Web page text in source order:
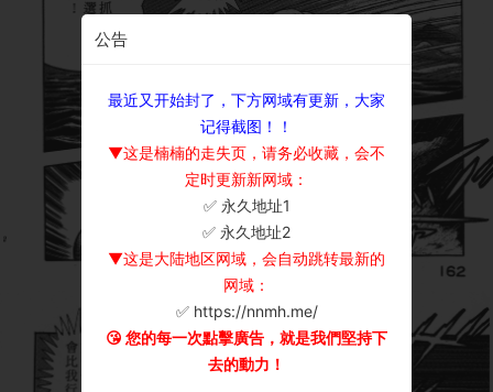
公告
最近又开始封了，下方网域有更新，大家
记得截图！！
▼这是楠楠的走失页，请务必收藏，会不
定时更新新网域：
✅ 永久地址1
✅ 永久地址2
▼这是大陆地区网域，会自动跳转最新的
网域：
✅ https://nnmh.me/
😘 您的每一次點擊廣告，就是我們堅持下
去的動力！